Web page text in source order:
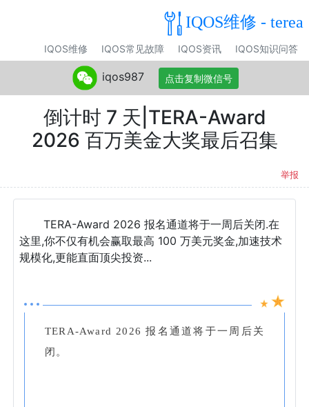
IQOS维修 - terea
IQOS维修 IQOS常见故障 IQOS资讯 IQOS知识问答
倒计时 7 天|TERA-Award
2026 百万美金大奖最后召集
举报
TERA-Award 2026 报名通道将于一周后关闭.在
这里,你不仅有机会赢取最高 100 万美元奖金,加速技术
规模化,更能直面顶尖投资...
TERA-Award 2026 报名通道将于一周后关
闭。
iqos987 点击复制微信号